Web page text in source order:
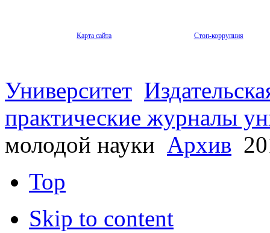
Карта сайта Стоп-коррупция
Университет
практические журналы
молодой науки Архив
Top
Skip to content